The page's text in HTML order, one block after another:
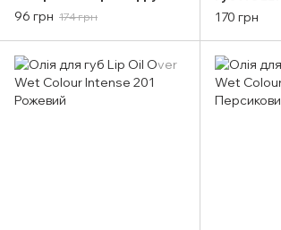
The Saem Eco Soul Lip Oil
96 грн 174 грн
Peptide
170 грн